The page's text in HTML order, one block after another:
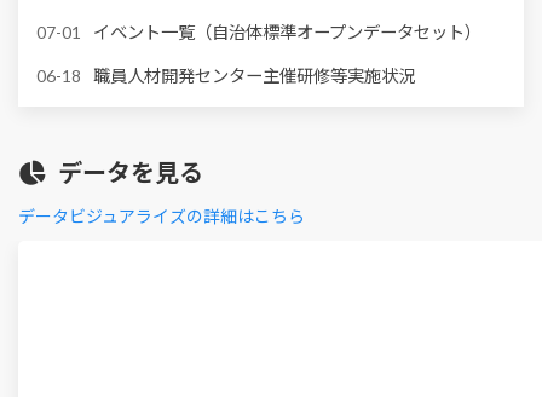
07-01 イベント一覧（自治体標準オープンデータセット）
06-18 職員人材開発センター主催研修等実施状況
06-18
事業者向け介護予防・日常生活支援総合事業サービス
コード表・単位数表マスタ
死亡に関するデータ
データを見る
データビジュアライズの詳細はこちら